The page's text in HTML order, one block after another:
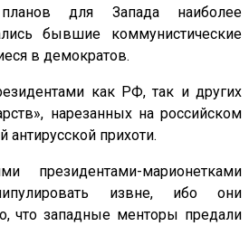
для Запада наиболее
бывшие коммунистические
в демократов.
как РФ, так и других
нарезанных на российском
прихоти.
президентами-марионетками
извне, ибо они
что западные менторы предали